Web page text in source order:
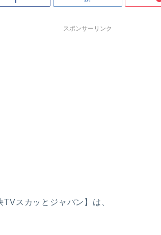
スポンサーリンク
スカッとジャパン】は、